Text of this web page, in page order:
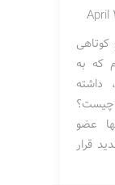
April
که به
داشته
چیست؟
عضو
قرار